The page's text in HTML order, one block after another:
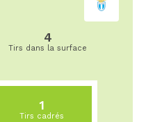
4
Tirs dans la surface
1
Tirs cadrés